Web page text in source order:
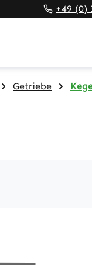
+49 (0)
Getriebe